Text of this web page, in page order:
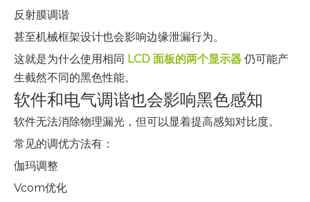
反射膜调谐
甚至机械框架设计也会影响边缘泄漏行为。
这就是为什么使用相同 LCD 面板的两个显示器 仍可能产
生截然不同的黑色性能。
软件和电气调谐也会影响黑色感知
软件无法消除物理漏光，但可以显着提高感知对比度。
常见的调优方法有：
伽玛调整
Vcom优化